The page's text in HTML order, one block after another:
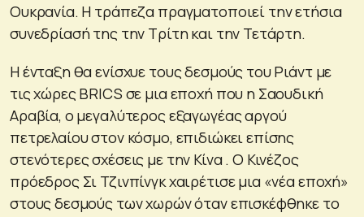
Ουκρανία. Η τράπεζα πραγματοποιεί την ετήσια
συνεδρίασή της την Τρίτη και την Τετάρτη.
Η ένταξη θα ενίσχυε τους δεσμούς του Ριάντ με
τις χώρες BRICS σε μια εποχή που η Σαουδική
Αραβία, ο μεγαλύτερος εξαγωγέας αργού
πετρελαίου στον κόσμο, επιδιώκει επίσης
στενότερες σχέσεις με την Κίνα . Ο Κινέζος
πρόεδρος Σι Τζινπίνγκ χαιρέτισε μια «νέα εποχή»
στους δεσμούς των χωρών όταν επισκέφθηκε το